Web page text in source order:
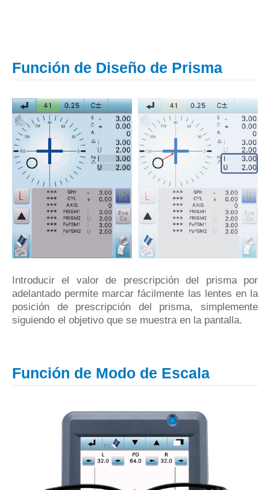
Función de Diseño de Prisma
Introducir el valor de prescripción del prisma por
adelantado permite marcar fácilmente las lentes en la
posición de prescripción del prisma, simplemente
siguiendo el objetivo que se muestra en la pantalla.
Función de Modo de Escala